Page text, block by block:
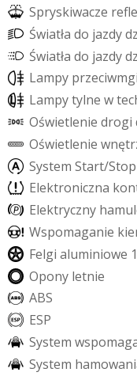
Spryskiwacze refe
Światła do jazdydz
Światła do jazdydz
Lampy przeciwmgi
Lampytylne wtec
Oświetlenie drogi
Oświetlenie wnętr
System Start/Stop
Elektroniczna kon
Elektryczny hamul
Wspomaganie kie
Felgi aluminiowe 1
Opony letnie
ABS
ESP
System wspomag
System hamowani